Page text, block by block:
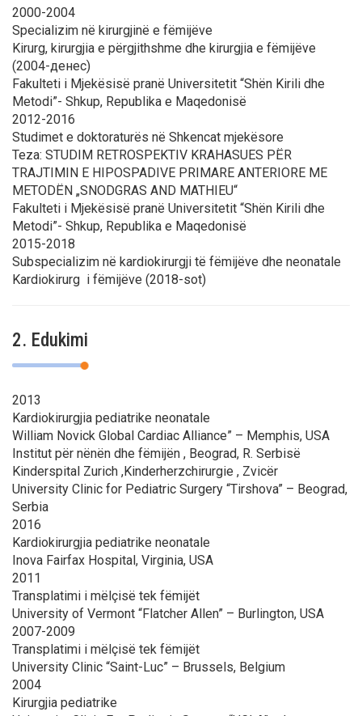
2000-2004
Specializim në kirurgjinë e fëmijëve
Kirurg, kirurgjia e përgjithshme dhe kirurgjia e fëmijëve
(2004-денес)
Fakulteti i Mjekësisë pranë Universitetit “Shën Kirili dhe
Metodi”- Shkup, Republika e Maqedonisë
2012-2016
Studimet e doktoraturës në Shkencat mjekësore
Teza: STUDIM RETROSPEKTIV KRAHASUES PËR
TRAJTIMIN E HIPOSPADIVE PRIMARE ANTERIORE ME
METODËN „SNODGRAS AND MATHIEU“
Fakulteti i Mjekësisë pranë Universitetit “Shën Kirili dhe
Metodi”- Shkup, Republika e Maqedonisë
2015-2018
Subspecializim në kardiokirurgji të fëmijëve dhe neonatale
Kardiokirurg i fëmijëve (2018-sot)
2. Edukimi
2013
Kardiokirurgjia pediatrike neonatale
William Novick Global Cardiac Alliance” – Memphis, USA
Institut për nënën dhe fëmijën , Beograd, R. Serbisë
Kinderspital Zurich ,Kinderherzchirurgie , Zvicër
University Clinic for Pediatric Surgery “Tirshova” – Beograd,
Serbia
2016
Kardiokirurgjia pediatrike neonatale
Inova Fairfax Hospital, Virginia, USA
2011
Transplatimi i mëlçisë tek fëmijët
University of Vermont “Flatcher Allen” – Burlington, USA
2007-2009
Transplatimi i mëlçisë tek fëmijët
University Clinic “Saint-Luc” – Brussels, Belgium
2004
Kirurgjia pediatrike